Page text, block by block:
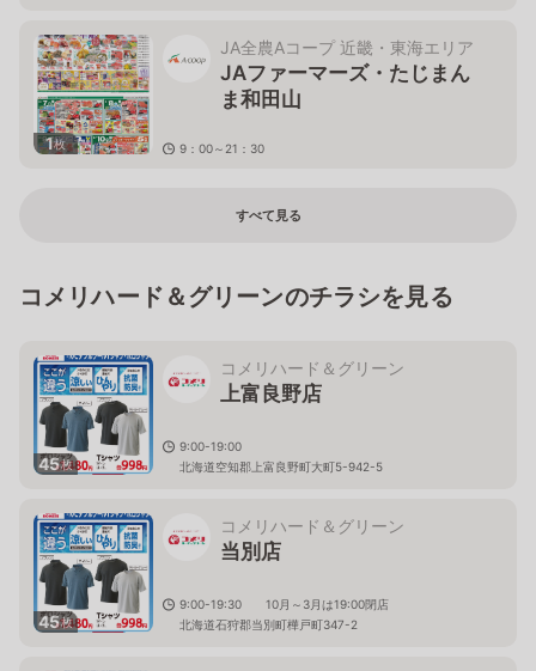
1枚
JA全農Aコープ 近畿・東海エリア
JAファーマーズ・たじまん
ま和田山
9：00～21：30
すべて見る
コメリハード＆グリーンのチラシを見る
45枚
コメリハード＆グリーン
上富良野店
9:00-19:00
北海道空知郡上富良野町大町5-942-5
45枚
コメリハード＆グリーン
当別店
9:00-19:30 10月～3月は19:00閉店
北海道石狩郡当別町樺戸町347-2